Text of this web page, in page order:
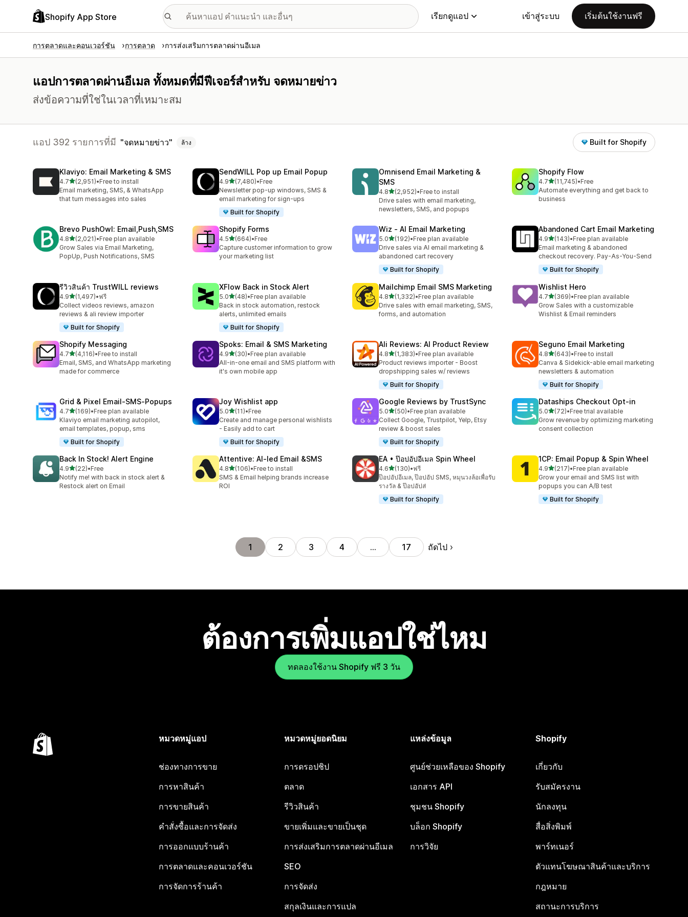
Shopify App Store เรียกดูแอป เข้าสู่ระบบ เริ่มต้นใช้งานฟรี
การตลาดและคอนเวอร์ชัน การตลาด การส่งเสริมการตลาดผ่านอีเมล
แอปการตลาดผ่านอีเมล ทั้งหมดที่มีฟีเจอร์สำหรับ จดหมายข่าว
ส่งข้อความที่ใช่ในเวลาที่เหมาะสม
แอป 392 รายการที่มี จดหมายข่าว ล้าง Built for Shopify
Klaviyo: Email Marketing & SMS
4.7เต็ม 5 ดาว
(2,951)
ทั้งหมด 2951 รีวิว
•Free to install
Email marketing, SMS, & WhatsApp
that turn messages into sales
SendWILL Pop up Email Popup
4.9เต็ม 5 ดาว
(7,480)
ทั้งหมด 7480 รีวิว
•Free
Newsletter pop-up windows, SMS &
email marketing for sign-ups
Built for Shopify
Omnisend Email Marketing &
SMS
4.8เต็ม 5 ดาว
(2,952)
ทั้งหมด 2952 รีวิว
•Free to install
Drive sales with email marketing,
newsletters, SMS, and popups
Shopify Flow
4.7เต็ม 5 ดาว
(11,745)
ทั้งหมด 11745 รีวิว
•Free
Automate everything and get back to
business
Brevo PushOwl: Email,Push,SMS
4.8เต็ม 5 ดาว
(2,021)
ทั้งหมด 2021 รีวิว
•Free plan available
Grow Sales via Email Marketing,
PopUp, Push Notifications, SMS
Shopify Forms
4.5เต็ม 5 ดาว
(664)
ทั้งหมด 664 รีวิว
•Free
Capture customer information to grow
your marketing list
Wiz ‑ AI Email Marketing
5.0เต็ม 5 ดาว
(192)
ทั้งหมด 192 รีวิว
•Free plan available
Drive sales via AI email marketing &
abandoned cart recovery
Built for Shopify
Abandoned Cart Email Marketing
4.9เต็ม 5 ดาว
(143)
ทั้งหมด 143 รีวิว
•Free plan available
Email marketing & abandoned
checkout recovery. Pay-As-You-Send
Built for Shopify
รีวิวสินค้า TrustWILL reviews
4.9เต็ม 5 ดาว
(1,497)
ทั้งหมด 1497 รีวิว
•ฟรี
Collect videos reviews, amazon
reviews & ali review importer
Built for Shopify
XFlow Back in Stock Alert
5.0เต็ม 5 ดาว
(48)
ทั้งหมด 48 รีวิว
•Free plan available
Back in stock automation, restock
alerts, unlimited emails
Built for Shopify
Mailchimp Email SMS Marketing
4.8เต็ม 5 ดาว
(1,332)
ทั้งหมด 1332 รีวิว
•Free plan available
Drive sales with email marketing, SMS,
forms, and automation
Wishlist Hero
4.7เต็ม 5 ดาว
(369)
ทั้งหมด 369 รีวิว
•Free plan available
Grow Sales with a customizable
Wishlist & Email reminders
Shopify Messaging
4.7เต็ม 5 ดาว
(4,116)
ทั้งหมด 4116 รีวิว
•Free to install
Email, SMS, and WhatsApp marketing
made for commerce
Spoks: Email & SMS Marketing
4.9เต็ม 5 ดาว
(30)
ทั้งหมด 30 รีวิว
•Free plan available
All-in-one email and SMS platform with
it's own mobile app
Ali Reviews: AI Product Review
4.8เต็ม 5 ดาว
(1,383)
ทั้งหมด 1383 รีวิว
•Free plan available
Product reviews importer - Boost
dropshipping sales w/ reviews
Built for Shopify
Seguno Email Marketing
4.8เต็ม 5 ดาว
(643)
ทั้งหมด 643 รีวิว
•Free to install
Canva & Sidekick-able email marketing
newsletters & automation
Built for Shopify
Grid & Pixel Email‑SMS‑Popups
4.7เต็ม 5 ดาว
(169)
ทั้งหมด 169 รีวิว
•Free plan available
Klaviyo email marketing autopilot,
email templates, popup, sms
Built for Shopify
Joy Wishlist app
5.0เต็ม 5 ดาว
(11)
ทั้งหมด 11 รีวิว
•Free
Create and manage personal wishlists
- Easily add to cart
Built for Shopify
Google Reviews by TrustSync
5.0เต็ม 5 ดาว
(50)
ทั้งหมด 50 รีวิว
•Free plan available
Collect Google, Trustpilot, Yelp, Etsy
review & boost sales
Built for Shopify
Dataships Checkout Opt‑in
5.0เต็ม 5 ดาว
(72)
ทั้งหมด 72 รีวิว
•Free trial available
Grow revenue by optimizing marketing
consent collection
Back In Stock! Alert Engine
4.9เต็ม 5 ดาว
(22)
ทั้งหมด 22 รีวิว
•Free
Notify me! with back in stock alert &
Restock alert on Email
Attentive: AI‑led Email &SMS
4.8เต็ม 5 ดาว
(106)
ทั้งหมด 106 รีวิว
•Free to install
SMS & Email helping brands increase
ROI
EA • ป๊อปอัปอีเมล Spin Wheel
4.6เต็ม 5 ดาว
(130)
ทั้งหมด 130 รีวิว
•ฟรี
ป๊อปอัปอีเมล, ป๊อปอัป SMS, หมุนวงล้อเพื่อรับ
รางวัล & ป๊อปอัปส่
Built for Shopify
1CP: Email Popup & Spin Wheel
4.9เต็ม 5 ดาว
(217)
ทั้งหมด 217 รีวิว
•Free plan available
Grow your email and SMS list with
popups you can A/B test
Built for Shopify
1 2 3 4 … 17 ถัดไป
ต้องการเพิ่มแอปใช่ไหม
ทดลองใช้งาน Shopify ฟรี 3 วัน
หมวดหมู่แอป
ช่องทางการขาย
การหาสินค้า
การขายสินค้า
คำสั่งซื้อและการจัดส่ง
การออกแบบร้านค้า
การตลาดและคอนเวอร์ชัน
การจัดการร้านค้า
หมวดหมู่ยอดนิยม
การดรอปชิป
ตลาด
รีวิวสินค้า
ขายเพิ่มและขายเป็นชุด
การส่งเสริมการตลาดผ่านอีเมล
SEO
การจัดส่ง
สกุลเงินและการแปล
แหล่งข้อมูล
ศูนย์ช่วยเหลือของ Shopify
เอกสาร API
ชุมชน Shopify
บล็อก Shopify
การวิจัย
Shopify
เกี่ยวกับ
รับสมัครงาน
นักลงทุน
สื่อสิ่งพิมพ์
พาร์ทเนอร์
ตัวแทนโฆษณาสินค้าและบริการ
กฎหมาย
สถานะการบริการ